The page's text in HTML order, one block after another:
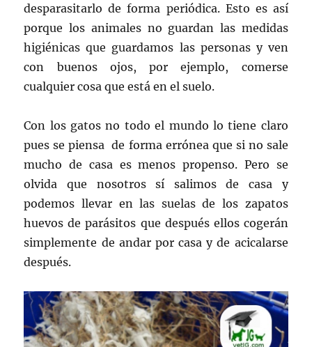
desparasitarlo de forma periódica. Esto es así
porque los animales no guardan las medidas
higiénicas que guardamos las personas y ven
con buenos ojos, por ejemplo, comerse
cualquier cosa que está en el suelo.
Con los gatos no todo el mundo lo tiene claro
pues se piensa de forma errónea que si no sale
mucho de casa es menos propenso. Pero se
olvida que nosotros sí salimos de casa y
podemos llevar en las suelas de los zapatos
huevos de parásitos que después ellos cogerán
simplemente de andar por casa y de acicalarse
después.